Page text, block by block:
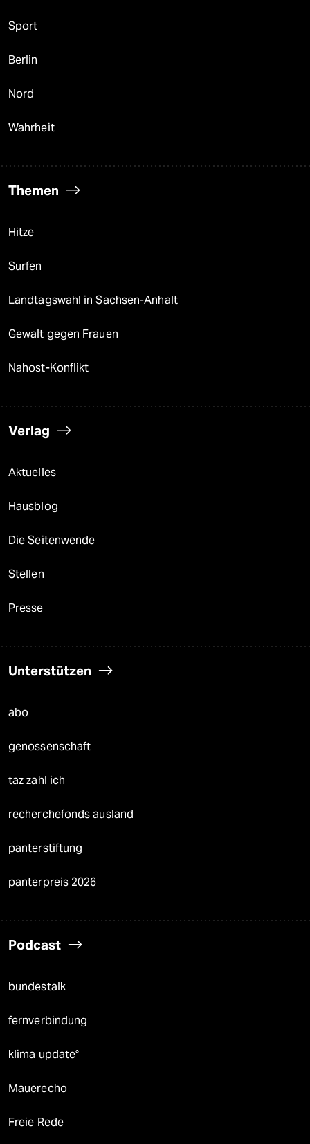
Sport
Berlin
Nord
Wahrheit
Themen
Hitze
Surfen
Landtagswahl in Sachsen-Anhalt
Gewalt gegen Frauen
Nahost-Konflikt
Verlag
Aktuelles
Hausblog
Die Seitenwende
Stellen
Presse
Unterstützen
abo
genossenschaft
taz zahl ich
recherchefonds ausland
panterstiftung
panterpreis 2026
Podcast
bundestalk
fernverbindung
klima update°
Mauerecho
Freie Rede